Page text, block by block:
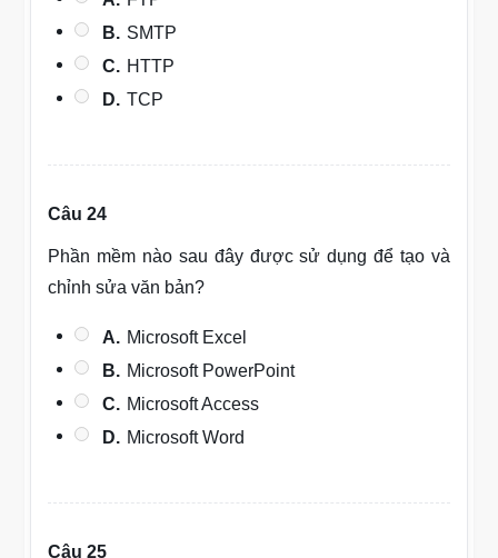
B. SMTP
C. HTTP
D. TCP
Câu 24
Phần mềm nào sau đây được sử dụng để tạo và
chỉnh sửa văn bản?
A. Microsoft Excel
B. Microsoft PowerPoint
C. Microsoft Access
D. Microsoft Word
Câu 25